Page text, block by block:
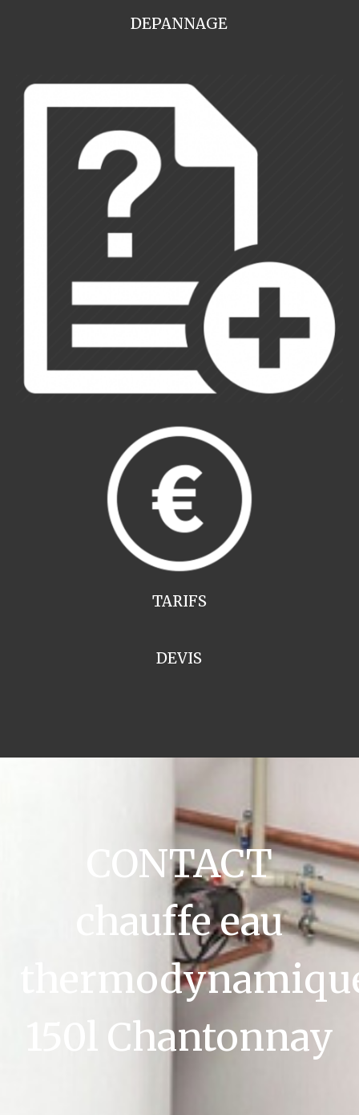
DEPANNAGE
TARIFS
DEVIS
CONTACT
chauffe eau
150l Chantonnay